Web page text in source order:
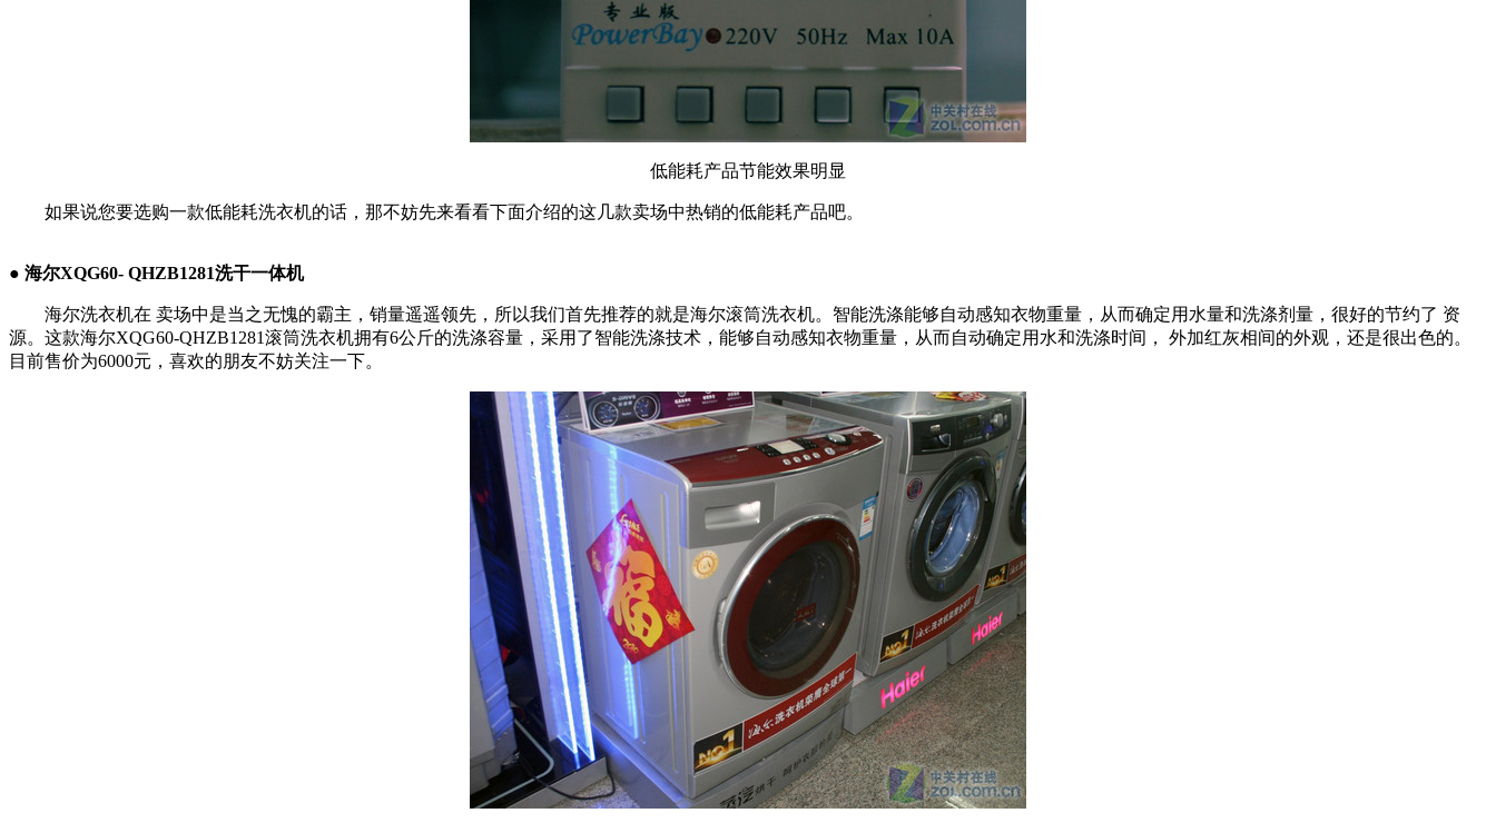
低能耗产品节能效果明显
如果说您要选购一款低能耗洗衣机的话，那不妨先来看看下面介绍的这几款卖场中热销的低能耗产品吧。
● 海尔XQG60- QHZB1281洗干一体机
海尔洗衣机在 卖场中是当之无愧的霸主，销量遥遥领先，所以我们首先推荐的就是海尔滚筒洗衣机。智能洗涤能够自动感知衣物重量，从而确定用水量和洗涤剂量，很好的节约了 资
源。这款海尔XQG60-QHZB1281滚筒洗衣机拥有6公斤的洗涤容量，采用了智能洗涤技术，能够自动感知衣物重量，从而自动确定用水和洗涤时间， 外加红灰相间的外观，还是很出色的。
目前售价为6000元，喜欢的朋友不妨关注一下。